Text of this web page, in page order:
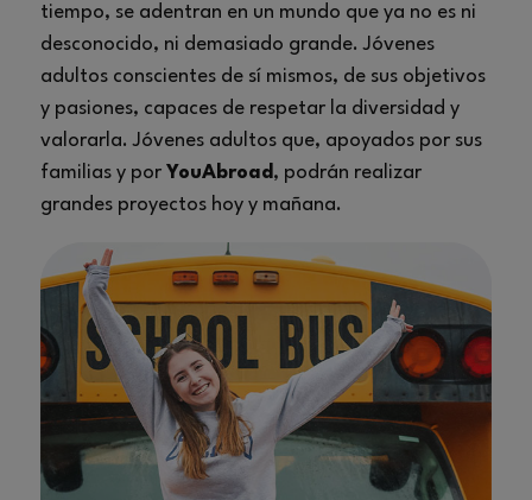
tiempo, se adentran en un mundo que ya no es ni
desconocido, ni demasiado grande. Jóvenes
adultos conscientes de sí mismos, de sus objetivos
y pasiones, capaces de respetar la diversidad y
valorarla. Jóvenes adultos que, apoyados por sus
familias y por YouAbroad , podrán realizar
grandes proyectos hoy y mañana.